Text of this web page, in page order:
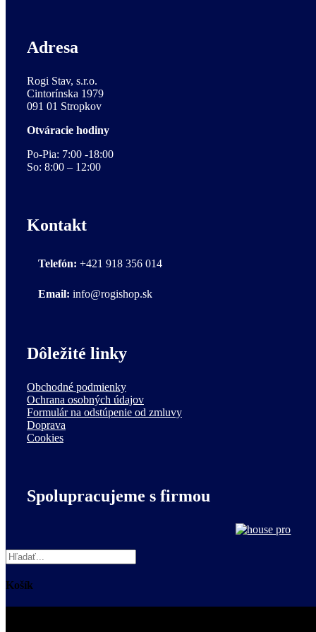
Košík
Adresa
Rogi Stav, s.r.o.
Cintorínska 1979
091 01 Stropkov
Otváracie hodiny
Po-Pia: 7:00 -18:00
So: 8:00 – 12:00
Kontakt
Telefón: +421 918 356 014
Email: info@rogishop.sk
Dôležité linky
Obchodné podmienky
Ochrana osobných údajov
Formulár na odstúpenie od zmluvy
Doprava
Cookies
Spolupracujeme s firmou